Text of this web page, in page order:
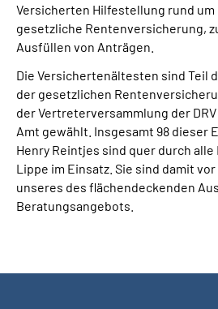
Versicherten Hilfestellung rund um
gesetzliche Rentenversicherung,
Ausfüllen von Anträgen.
Die Versichertenältesten sind Teil
der gesetzlichen
der Vertreterversammlung der
Amt gewählt. Insgesamt 98 dieser
Henry Reintjes sind quer durch
Lippe im Einsatz. Sie sind damit
unseres des flächendeckenden
Beratungsangebots.